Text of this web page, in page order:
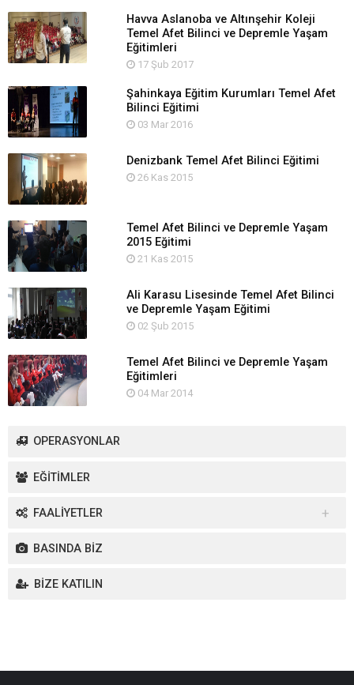
Havva Aslanoba ve Altınşehir Koleji
Temel Afet Bilinci ve Depremle Yaşam
Eğitimleri
17 Şub 2017
Şahinkaya Eğitim Kurumları Temel Afet
Bilinci Eğitimi
03 Mar 2016
Denizbank Temel Afet Bilinci Eğitimi
26 Kas 2015
Temel Afet Bilinci ve Depremle Yaşam
2015 Eğitimi
21 Kas 2015
Ali Karasu Lisesinde Temel Afet Bilinci
ve Depremle Yaşam Eğitimi
02 Şub 2015
Temel Afet Bilinci ve Depremle Yaşam
Eğitimleri
04 Mar 2014
OPERASYONLAR
EĞİTİMLER
FAALİYETLER
Yurt İçi Faaliyetler
Yurt Dışı Faaliyetler
BASINDA BİZ
BİZE KATILIN